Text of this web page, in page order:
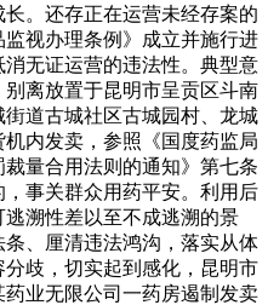
。还存正在运营未经存案的
视办理条例》成立并施行进
无证运营的违法性。典型意
离放置于昆明市呈贡区斗南
道古城社区古城园村、龙城
内发卖，参照《国度药监局
量合用法则的通知》第七条
事关群众用药平安。利用后
溯性差以至不成逃溯的景
、厘清违法鸿沟，落实从体
歧，切实起到感化，昆明市
业无限公司一药房遏制发卖